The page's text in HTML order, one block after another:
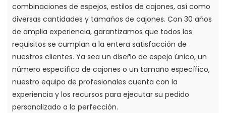
combinaciones de espejos, estilos de cajones, así como
diversas cantidades y tamaños de cajones. Con 30 años
de amplia experiencia, garantizamos que todos los
requisitos se cumplan a la entera satisfacción de
nuestros clientes. Ya sea un diseño de espejo único, un
número específico de cajones o un tamaño específico,
nuestro equipo de profesionales cuenta con la
experiencia y los recursos para ejecutar su pedido
personalizado a la perfección.